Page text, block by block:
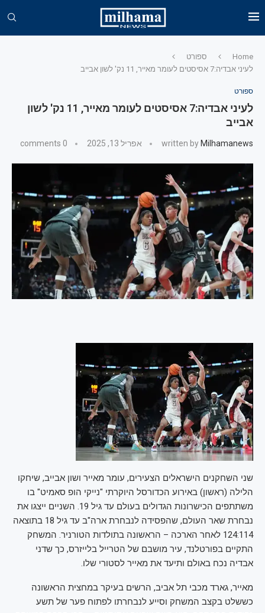
Home
ספורט
לעיני אבדיה:7 אסיסטים לעומר מאייר, 11 נק' לשון אבייב
ספורט
לעיני אבדיה:7 אסיסטים לעומר מאייר, 11 נק' לשון
אבייב
written by Milhamanews אפריל 13, 2025 0 comments
שני השחקנים הישראלים הצעירים, עומר מאייר ושון אבייב, שיחקו
הלילה (ראשון) באירוע הכדורסל היוקרתי "נייקי הופ סאמיט" בו
משתתפים הכישרונות הגדולים בעולם עד גיל 19. השניים ייצגו את
נבחרת שאר העולם, שהפסידה לנבחרת ארה"ב עד גיל 18 בתוצאה
124:114 לאחר הארכה – הראשונה בתולדות הטורניר. המשחק
התקיים בפורטלנד, עיר מושבם של הטרייל בלייזרס, כך שדני
אבדיה נכח באולם ותיעד את מאייר לסטורי שלו.
מאייר, גארד מכבי תל אביב, הרשים בעיקר במחצית הראשונה
כששלט בקצב המשחק וסייע לנבחרתו לפתוח פער של תשע